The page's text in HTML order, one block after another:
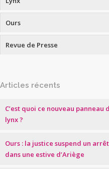
Ours
Revue de Presse
Articles récents
C’est quoi ce nouveau
lynx ?
Ours : la justice suspend un
dans une estive d’Ariège